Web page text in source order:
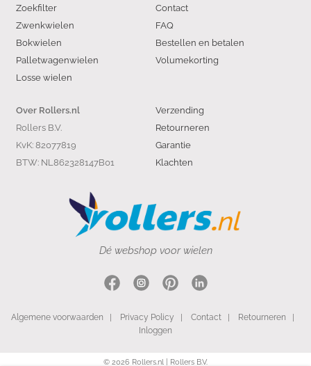
Zoekfilter
Zwenkwielen
Bokwielen
Palletwagenwielen
Losse wielen
Contact
FAQ
Bestellen en betalen
Volumekorting
Verzending
Retourneren
Garantie
Klachten
Over Rollers.nl
Rollers B.V.
KvK: 82077819
BTW: NL862328147B01
Dé webshop voor wielen
Algemene voorwaarden Privacy Policy Contact| Retourneren
Inloggen
© 2026 Rollers.nl | Rollers B.V.